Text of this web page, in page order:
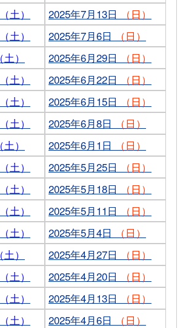
（土） 2025年7月13日
（日）
（土） 2025年7月6日
（日）
（土） 2025年6月29日
（日）
（土） 2025年6月22日
（日）
（土） 2025年6月15日
（日）
（土） 2025年6月8日
（日）
（土） 2025年6月1日
（日）
（土） 2025年5月25日
（日）
（土） 2025年5月18日
（日）
（土） 2025年5月11日
（日）
（土） 2025年5月4日
（日）
（土） 2025年4月27日
（日）
（土） 2025年4月20日
（日）
（土） 2025年4月13日
（日）
（土） 2025年4月6日
（日）